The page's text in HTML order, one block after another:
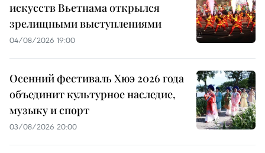
искусств Вьетнама открылся
зрелищными выступлениями
04/08/2026 19:00
Осенний фестиваль Хюэ 2026 года
объединит культурное наследие,
музыку и спорт
03/08/2026 20:00